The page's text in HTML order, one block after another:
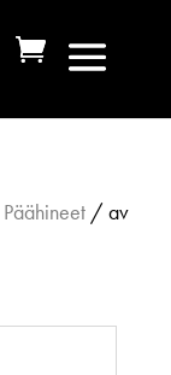
Päähineet/ av